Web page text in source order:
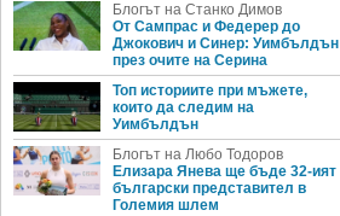
Блогът на Станко Димов
От Сампрас и Федерер до
Джокович и Синер: Уимбълдън
през очите на Серина
Топ историите при мъжете,
които да следим на
Уимбълдън
Блогът на Любо Тодоров
Елизара Янева ще бъде 32-ият
български представител в
Големия шлем